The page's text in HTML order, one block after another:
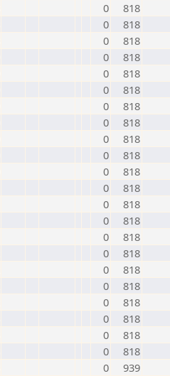
0
818
0
818
0
818
0
818
0
818
0
818
0
818
0
818
0
818
0
818
0
818
0
818
0
818
0
818
0
818
0
818
0
818
0
818
0
818
0
818
0
818
0
818
0
939